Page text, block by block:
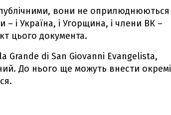
публічними, вони не оприлюднюються
– і Україна, і Угорщина, і члени ВК –
цього документа.
Grande di San Giovanni Evangelista,
До нього ще можуть внести окремі